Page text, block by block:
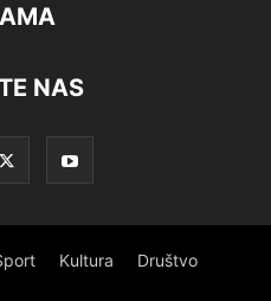
NAS
Kultura Društvo